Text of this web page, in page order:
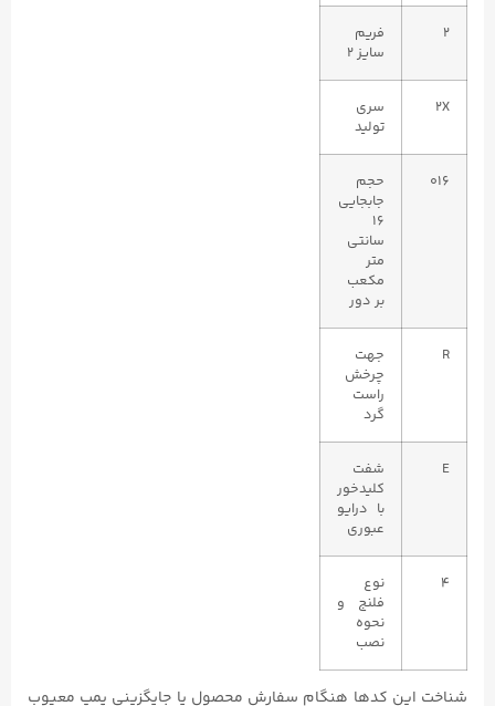
2
فریم
سایز ۲
2X
سری
تولید
016
حجم
جابجایی
۱۶
سانتی
‌متر
مکعب
بر دور
R
جهت
چرخش
راست
‌گرد
E
شفت
کلیدخور
با درایو
عبوری
4
نوع
فلنج و
نحوه
نصب
شناخت این کدها هنگام سفارش محصول یا جایگزینی پمپ معیوب